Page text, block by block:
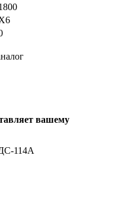
вашему
114А